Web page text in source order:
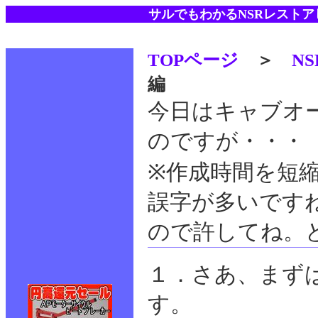
サルでもわかるNSRレスト
TOPページ ＞
編
今日はキャブオ
のですが・・・
※作成時間を短
誤字が多いです
ので許してね。
１．さあ、まず
す。